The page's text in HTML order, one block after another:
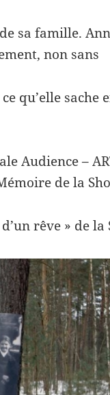
sa famille.
non sans
qu’elle
Audience –
de la
rêve » de la